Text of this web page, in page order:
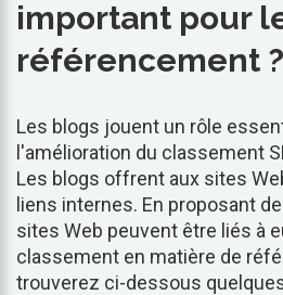
important pour
référencement ?
Les blogs jouent un rôle
l'amélioration du classement
Les blogs offrent aux sites
liens internes. En proposant
sites Web peuvent être liés à
classement en matière de
trouverez ci-dessous